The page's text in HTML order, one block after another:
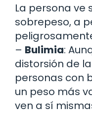
La persona ve
sobrepeso, a
– Bulimia:
distorsión de
personas con
un peso más
ven a sí